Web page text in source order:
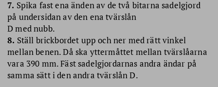
7. Spika fast ena änden av de två bitarna sadelgjord
på undersidan av den ena tvärslån
D med nubb.
8. Ställ brickbordet upp och ner med rätt vinkel
mellan benen. Då ska yttermåttet mellan tvärslåarna
vara 390 mm. Fäst sadelgjordarnas andra ändar på
samma sätt i den andra tvärslån D.